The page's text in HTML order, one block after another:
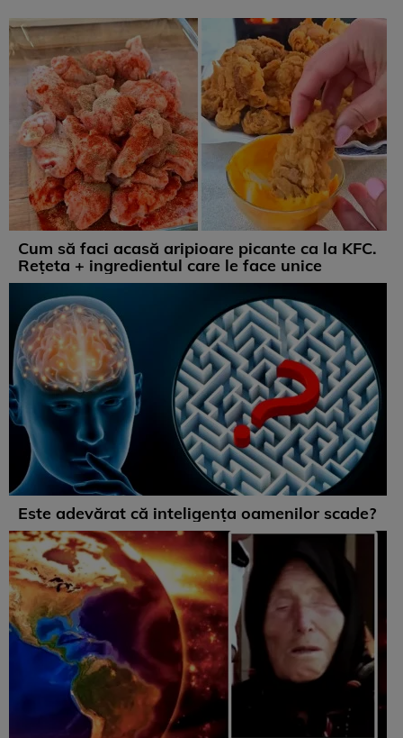
Cum să faci acasă aripioare picante ca la KFC.
Rețeta + ingredientul care le face unice
Este adevărat că inteligența oamenilor scade?